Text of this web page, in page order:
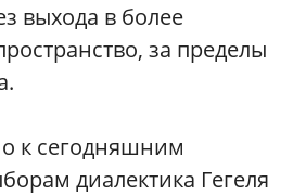
выхода в более
за пределы
к сегодняшним
диалектика Гегеля